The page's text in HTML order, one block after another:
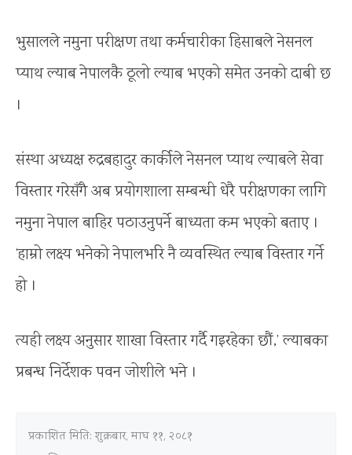
भुसालले नमुना परीक्षण तथा कर्मचारीका हिसाबले नेसनल
प्याथ ल्याब नेपालकै ठूलो ल्याब भएको समेत उनको दाबी छ
।
संस्था अध्यक्ष रुद्रबहादुर कार्कीले नेसनल प्याथ ल्याबले सेवा
विस्तार गरेसँगै अब प्रयोगशाला सम्बन्धी धेरै परीक्षणका लागि
नमुना नेपाल बाहिर पठाउनुपर्ने बाध्यता कम भएको बताए ।
‘हाम्रो लक्ष्य भनेको नेपालभरि नै व्यवस्थित ल्याब विस्तार गर्ने
हो ।
त्यही लक्ष्य अनुसार शाखा विस्तार गर्दै गइरहेका छौं,’ ल्याबका
प्रबन्ध निर्देशक पवन जोशीले भने ।
प्रकाशित मिति:शुक्रबार, माघ ११, २०८१